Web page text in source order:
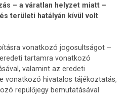
– a váratlan helyzet miatt –
területi hatályán kívül volt
vonatkozó jogosultságot –
tartamra vonatkozó
valamint az eredeti
vonatkozó hivatalos tájékoztatás,
repülőjegy bemutatásával